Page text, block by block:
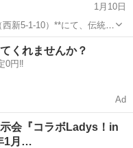
1月10日
新5-1-10）**にて、伝統的
けて、お子様やお孫さんの
ます。 ⭐ 特長 • 高
徒歩
くれませんか？
0円‼️
Ad
会『コラボLadys！in
1月…